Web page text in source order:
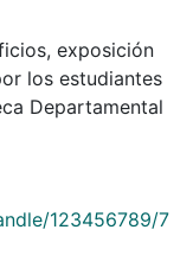
exposición
los estudiantes
Departamental
123456789/7